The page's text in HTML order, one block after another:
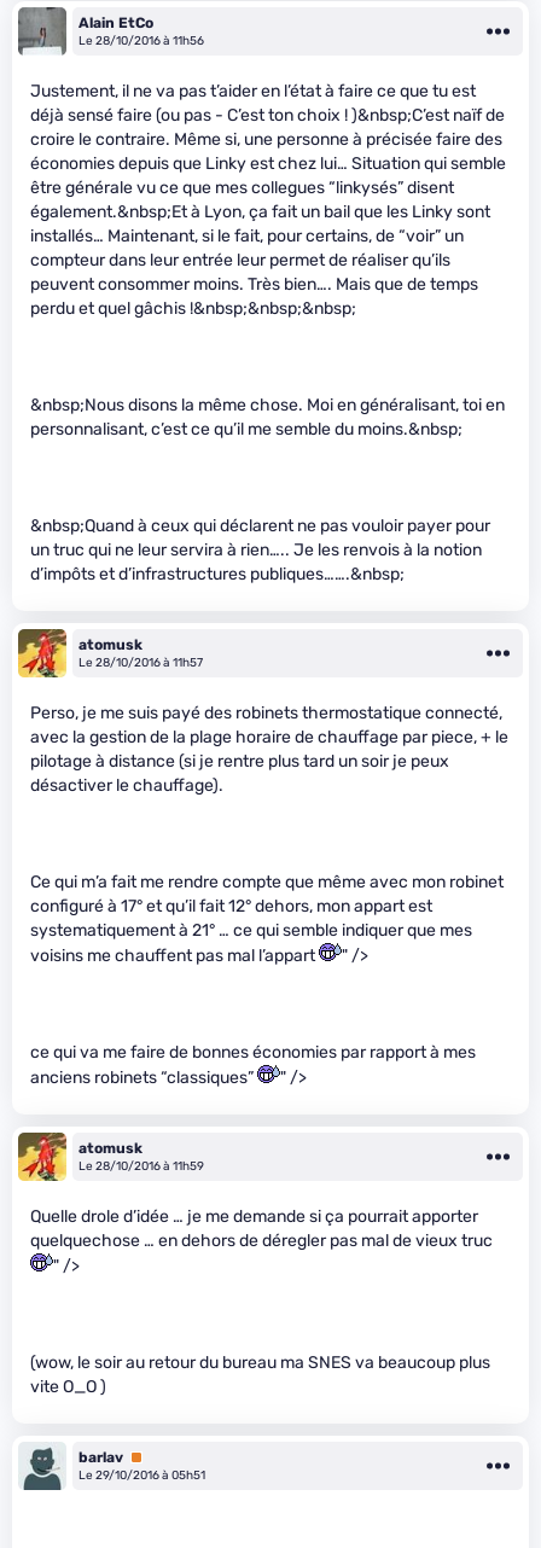
Alain EtCo
Le 28/10/2016 à 11h56
Justement, il ne va pas t’aider en l’état à faire ce que tu est
déjà sensé faire (ou pas - C’est ton choix ! )&nbsp;C’est naïf de
croire le contraire. Même si, une personne à précisée faire des
économies depuis que Linky est chez lui… Situation qui semble
être générale vu ce que mes collegues “linkysés” disent
également.&nbsp;Et à Lyon, ça fait un bail que les Linky sont
installés… Maintenant, si le fait, pour certains, de “voir” un
compteur dans leur entrée leur permet de réaliser qu’ils
peuvent consommer moins. Très bien…. Mais que de temps
perdu et quel gâchis !&nbsp;&nbsp;&nbsp;
&nbsp;Nous disons la même chose. Moi en généralisant, toi en
personnalisant, c’est ce qu’il me semble du moins.&nbsp;
&nbsp;Quand à ceux qui déclarent ne pas vouloir payer pour
un truc qui ne leur servira à rien….. Je les renvois à la notion
d’impôts et d’infrastructures publiques…….&nbsp;
atomusk
Le 28/10/2016 à 11h57
Perso, je me suis payé des robinets thermostatique connecté,
avec la gestion de la plage horaire de chauffage par piece, + le
pilotage à distance (si je rentre plus tard un soir je peux
désactiver le chauffage).
Ce qui m’a fait me rendre compte que même avec mon robinet
configuré à 17° et qu’il fait 12° dehors, mon appart est
systematiquement à 21° … ce qui semble indiquer que mes
voisins me chauffent pas mal l’appart
" />
ce qui va me faire de bonnes économies par rapport à mes
anciens robinets “classiques”
" />
atomusk
Le 28/10/2016 à 11h59
Quelle drole d’idée … je me demande si ça pourrait apporter
quelquechose … en dehors de déregler pas mal de vieux truc
" />
(wow, le soir au retour du bureau ma SNES va beaucoup plus
vite O_O )
barlav Premium
Le 29/10/2016 à 05h51